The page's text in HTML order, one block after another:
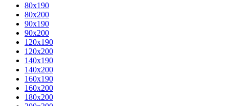
80x190
80х200
90х190
90х200
120х190
120х200
140х190
140х200
160х190
160х200
180х200